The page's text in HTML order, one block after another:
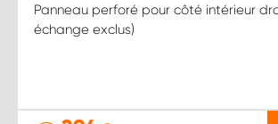
Panneau perforé pour côté intérieur
échange exclus)